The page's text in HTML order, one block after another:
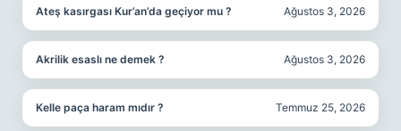
Ateş kasırgası Kur’an’da geçiyor mu ? Ağustos 3, 2026
Akrilik esaslı ne demek ? Ağustos 3, 2026
Kelle paça haram mıdır ? Temmuz 25, 2026